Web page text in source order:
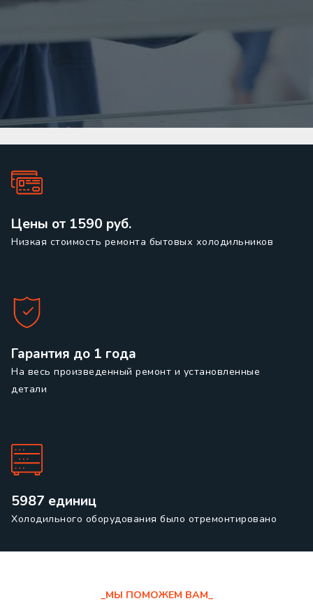
Цены от 1590 руб.
Низкая стоимость ремонта бытовых холодильников
Гарантия до 1 года
На весь произведенный ремонт и установленные
детали
5987 единиц
Холодильного оборудования было отремонтировано
_МЫ ПОМОЖЕМ ВАМ_